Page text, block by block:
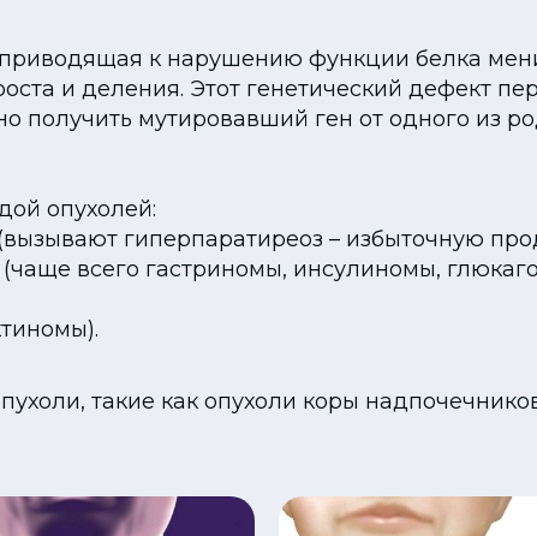
к нарушению функции белка
и деления. Этот генетический дефект
получить мутировавший ген от одного из
опухолей:
гиперпаратиреоз – избыточную
(чаще всего гастриномы, инсулиномы,
такие как опухоли коры